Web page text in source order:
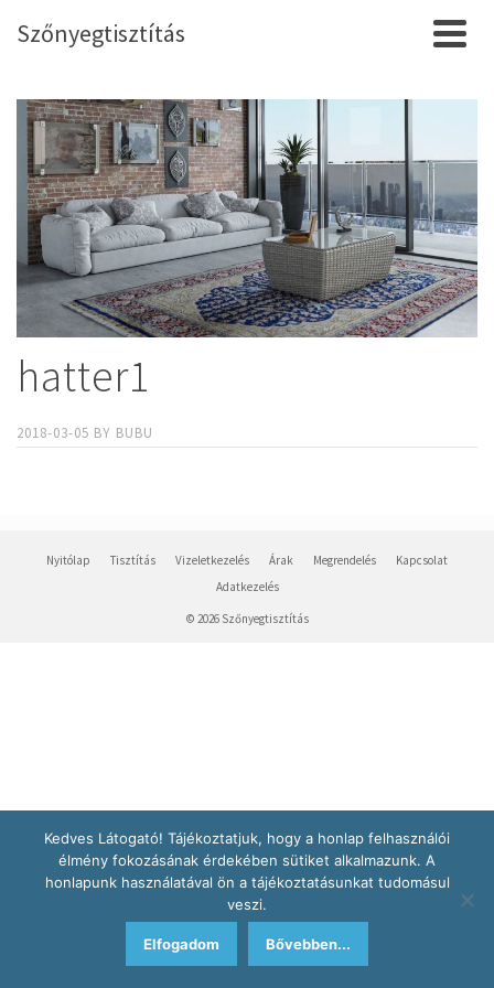
Szőnyegtisztítás
hatter1
2018-03-05 BY BUBU
Nyitólap Tisztítás Vizeletkezelés Árak Megrendelés
Kapcsolat
Adatkezelés
© 2026 Szőnyegtisztítás
Kedves Látogató! Tájékoztatjuk, hogy a honlap felhasználói
élmény fokozásának érdekében sütiket alkalmazunk. A
honlapunk használatával ön a tájékoztatásunkat tudomásul
veszi.
Elfogadom Bővebben...